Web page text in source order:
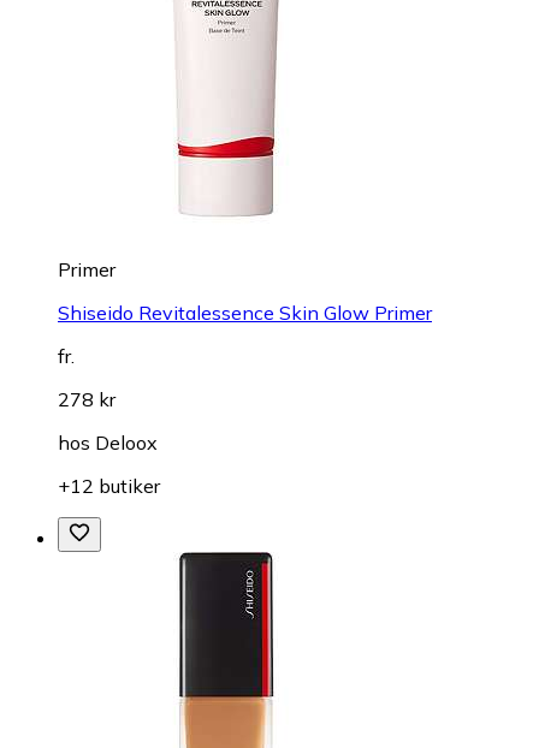
Primer
Shiseido Revitalessence Skin Glow Primer
fr.
278 kr
hos Deloox
+12 butiker